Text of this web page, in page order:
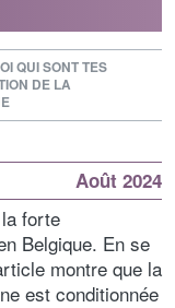
QUI SONT TES
DE LA
Août 2024
forte
Belgique. En se
montre que la
est conditionnée